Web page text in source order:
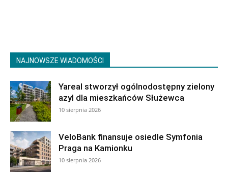
NAJNOWSZE WIADOMOŚCI
Yareal stworzył ogólnodostępny zielony
azyl dla mieszkańców Służewca
10 sierpnia 2026
VeloBank finansuje osiedle Symfonia
Praga na Kamionku
10 sierpnia 2026